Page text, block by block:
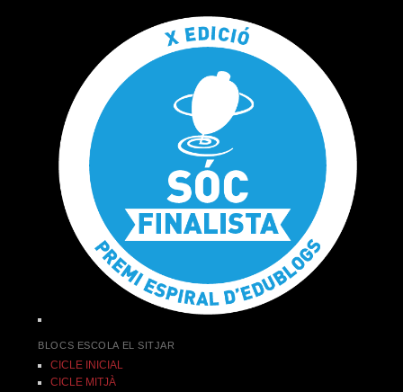
BLOCS ESCOLA EL SITJAR
CICLE INICIAL
CICLE MITJÀ